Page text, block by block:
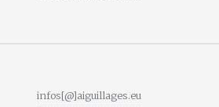
infos[@]aiguillages.eu